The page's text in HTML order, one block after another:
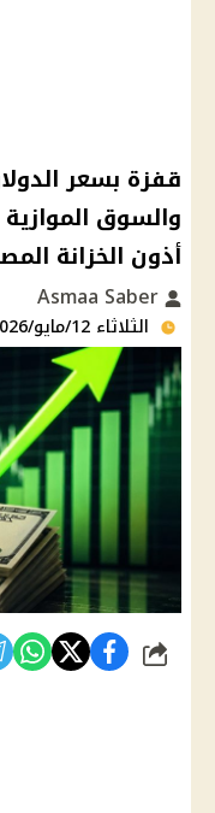
قفزة بسعر
والسوق
أذون الخزانة
الثلاثاء 12/مايو/2026 - 12:39 م
شارك